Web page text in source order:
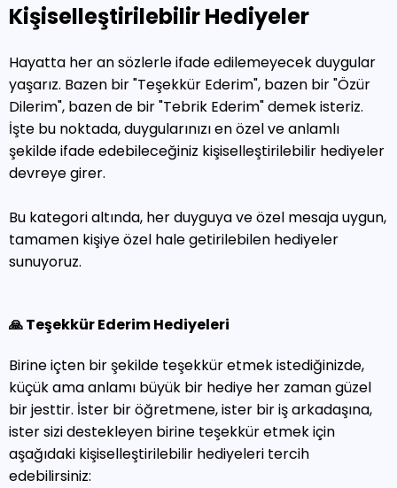
Kişiselleştirilebilir Hediyeler
Hayatta her an sözlerle ifade edilemeyecek duygular
yaşarız. Bazen bir "Teşekkür Ederim", bazen bir "Özür
Dilerim", bazen de bir "Tebrik Ederim" demek isteriz.
İşte bu noktada, duygularınızı en özel ve anlamlı
şekilde ifade edebileceğiniz kişiselleştirilebilir hediyeler
devreye girer.
Bu kategori altında, her duyguya ve özel mesaja uygun,
tamamen kişiye özel hale getirilebilen hediyeler
sunuyoruz.
🙏 Teşekkür Ederim Hediyeleri
Birine içten bir şekilde teşekkür etmek istediğinizde,
küçük ama anlamı büyük bir hediye her zaman güzel
bir jesttir. İster bir öğretmene, ister bir iş arkadaşına,
ister sizi destekleyen birine teşekkür etmek için
aşağıdaki kişiselleştirilebilir hediyeleri tercih
edebilirsiniz: